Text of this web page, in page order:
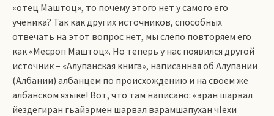
«отец Маштоц», то почему этого нет у самого его
ученика? Так как других источников, способных
отвечать на этот вопрос нет, мы слепо повторяем его
как «Месроп Маштоц». Но теперь у нас появился другой
источник – «Алупанская книга», написанная об Алупании
(Албании) албанцем по происхождению и на своем же
албанском языке! Вот, что там написано: «эран шарвал
йездегиран гьайэрмен шарвал варамшапухан чIехи